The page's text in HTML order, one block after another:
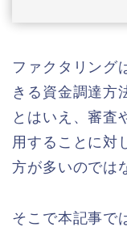
ファクタリング
きる資金調達方
とはいえ、審査
用することに対
方が多いのでは
そこで本記事で